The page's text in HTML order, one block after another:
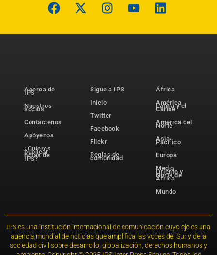
Acerca de
IPS
Nuestros
socios
Contáctenos
Apóyenos
¿Quieres
publicar
notas de
IPS?
Sigue a IPS
Inicio
Twitter
Facebook
Flickr
Reglas de
comunidad
África
América
Latina y el
Caribe
América del
Norte
Asia-
Pacífico
Europa
Medio
Oriente y
Norte de
África
Mundo
IPS es una institución internacional de comunicación cuyo eje es una
agencia mundial de noticias que amplifica las voces del Sur y de la
sociedad civil sobre desarrollo, globalización, derechos humanos y